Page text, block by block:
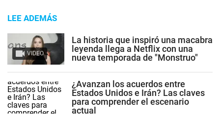
LEE ADEMÁS
VIDEO
La historia que inspiró una macabra
leyenda llega a Netflix con una
nueva temporada de "Monstruo"
¿Avanzan los acuerdos entre
Estados Unidos e Irán? Las claves
para comprender el escenario
actual